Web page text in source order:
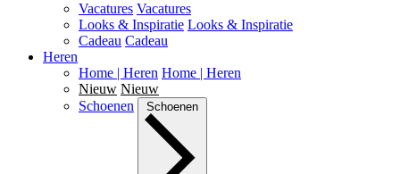
Vacatures Vacatures
Looks & Inspiratie Looks & Inspiratie
Cadeau Cadeau
Heren
Home | Heren Home | Heren
Nieuw Nieuw
Schoenen
Schoenen